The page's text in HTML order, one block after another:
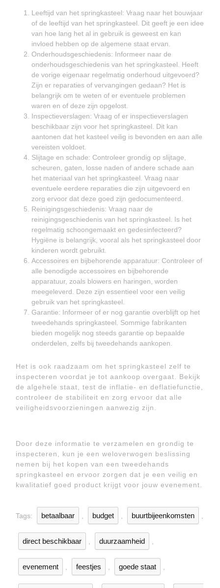
Leeftijd van het springkasteel: Vraag naar het bouwjaar
of de leeftijd van het springkasteel. Dit geeft je een idee
van hoe lang het al in gebruik is geweest en kan
invloed hebben op de algemene staat ervan.
Onderhoudsgeschiedenis: Informeer naar de
onderhoudsgeschiedenis van het springkasteel. Heeft
de vorige eigenaar regelmatig onderhoud uitgevoerd?
Zijn er reparaties of vervangingen gedaan? Het is
belangrijk om te weten of er eventuele problemen
waren en of deze zijn opgelost.
Inspectieverslagen: Vraag of er inspectieverslagen
beschikbaar zijn voor het springkasteel. Dit kan
aantonen dat het kasteel veilig is bevonden en aan alle
vereisten voldoet.
Slijtage en schade: Controleer grondig op slijtage,
scheuren, gaten, losse naden of andere schade aan
het materiaal van het springkasteel. Vraag naar
eventuele eerdere reparaties die zijn uitgevoerd en
zorg ervoor dat deze goed zijn gedocumenteerd.
Reinigingsgeschiedenis: Vraag naar de
reinigingsgeschiedenis van het springkasteel. Is het
regelmatig schoongemaakt en gedesinfecteerd?
Hygiëne is belangrijk, vooral als het springkasteel door
kinderen wordt gebruikt.
Accessoires en bijbehorende apparatuur: Controleer of
alle benodigde accessoires en bijbehorende
apparatuur, zoals blowers en haringen, worden
meegeleverd. Deze zijn essentieel voor een veilig
gebruik van het springkasteel.
Garantie: Informeer of er nog garantie overblijft op het
tweedehands springkasteel. Sommige fabrikanten
bieden mogelijk nog steeds garantie op bepaalde
onderdelen, zelfs bij tweedehands aankopen.
Het is ook raadzaam om het springkasteel zelf te
inspecteren voordat je tot aankoop overgaat. Bekijk
de algehele staat, test de inflatie- en deflatiefunctie,
controleer de stabiliteit en zorg ervoor dat alle
veiligheidsvoorzieningen aanwezig zijn.
Door deze informatie te verzamelen en grondig te
inspecteren, kun je een weloverwogen beslissing
nemen bij het kopen van een tweedehands
springkasteel en ervoor zorgen dat je een veilig en
kwalitatief goed product krijgt voor jouw evenement.
Tags: betaalbaar budget buurtbijeenkomsten
direct beschikbaar duurzaamheid
evenement feestjes goede staat